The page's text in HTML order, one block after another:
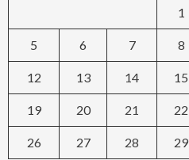
1
5 6 7 8
12 13 14 15
19 20 21 22
26 27 28 29